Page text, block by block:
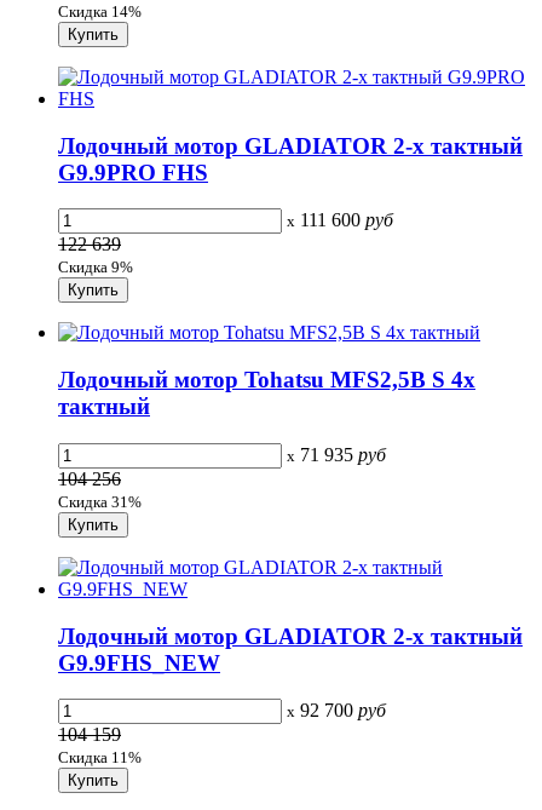
Скидка 14%
Лодочный мотор GLADIATOR 2-х тактный
G9.9PRO FHS
x 111 600 руб
122 639
Скидка 9%
Лодочный мотор Tohatsu MFS2,5B S 4х
тактный
x 71 935 руб
104 256
Скидка 31%
Лодочный мотор GLADIATOR 2-х тактный
G9.9FHS_NEW
x 92 700 руб
104 159
Скидка 11%